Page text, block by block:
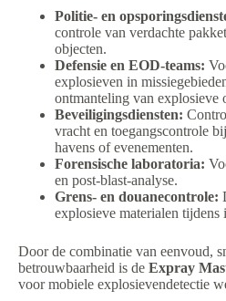
Politie- en
controle van verdachte
objecten.
Defensie en EOD-teams:
explosieven in
ontmanteling van explosieve
Beveiligingsdiensten:
vracht en toegangscontrole
havens of evenementen.
Forensische laboratoria:
en post-blast-analyse.
Grens- en douanecontrole:
explosieve materialen tijdens
Door de combinatie van eenvoud,
betrouwbaarheid is de Expray
voor mobiele explosievendetectie